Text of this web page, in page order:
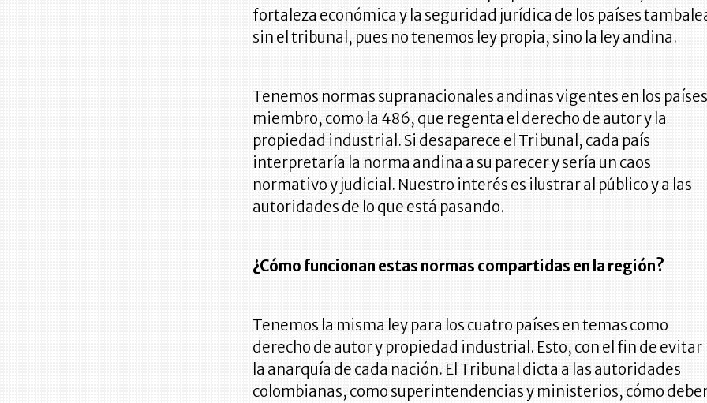
fortaleza económica y la seguridad jurídica de los países
sin el tribunal, pues no tenemos ley propia, sino la ley andina.
Tenemos normas supranacionales andinas vigentes en los
miembro, como la 486, que regenta el derecho de autor y la
propiedad industrial. Si desaparece el Tribunal, cada país
interpretaría la norma andina a su parecer y sería un caos
normativo y judicial. Nuestro interés es ilustrar al público y a las
autoridades de lo que está pasando.
¿Cómo funcionan estas normas compartidas en la región?
Tenemos la misma ley para los cuatro países en temas como
derecho de autor y propiedad industrial. Esto, con el fin de evitar
la anarquía de cada nación. El Tribunal dicta a las autoridades
colombianas, como superintendencias y ministerios, cómo